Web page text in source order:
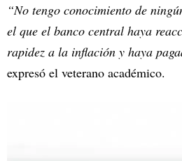
“No tengo conocimiento de
el que el banco central haya
rapidez a la inflación y haya
expresó el veterano académico.